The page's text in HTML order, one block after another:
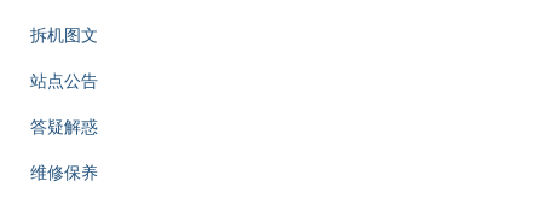
拆机图文
站点公告
答疑解惑
维修保养